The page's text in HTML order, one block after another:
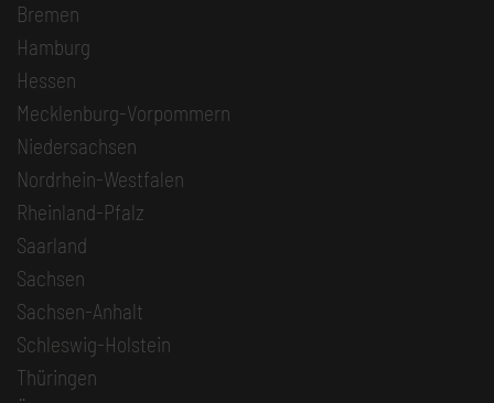
Bremen
Hamburg
Hessen
Mecklenburg-Vorpommern
Niedersachsen
Nordrhein-Westfalen
Rheinland-Pfalz
Saarland
Sachsen
Sachsen-Anhalt
Schleswig-Holstein
Thüringen